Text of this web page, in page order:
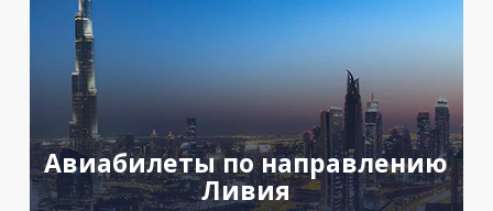
Авиабилеты по направлению
Ливия